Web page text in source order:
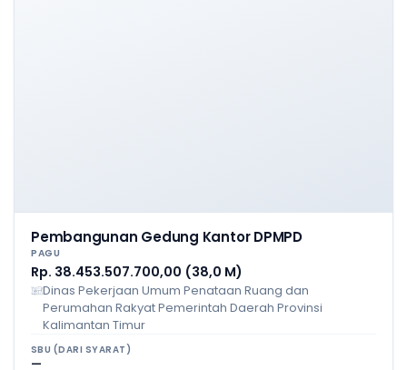
Pembangunan Gedung Kantor DPMPD
PAGU
Rp. 38.453.507.700,00 (38,0 M)
Dinas Pekerjaan Umum Penataan Ruang dan
Perumahan Rakyat Pemerintah Daerah Provinsi
Kalimantan Timur
SBU (DARI SYARAT)
—